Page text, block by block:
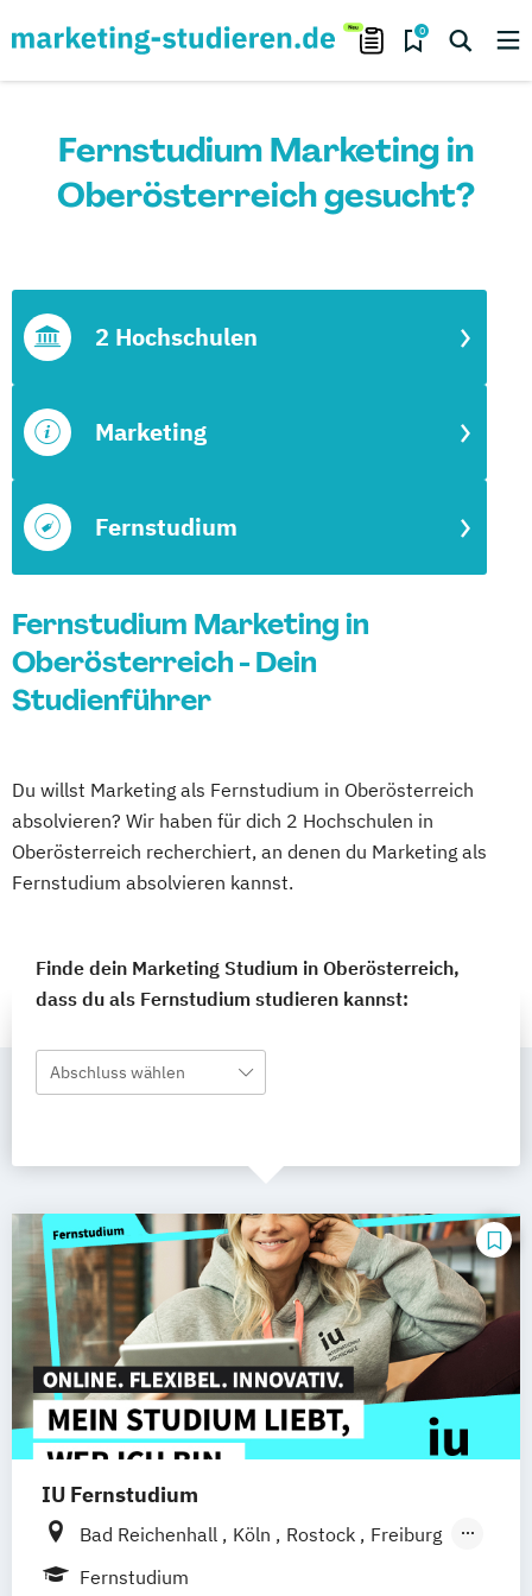
0
Fernstudium Marketing in
Oberösterreich gesucht?
Fernstudium
Marketing
2 Hochschulen
Fernstudium Marketing in
Oberösterreich - Dein
Studienführer
Du willst Marketing als Fernstudium in Oberösterreich
absolvieren? Wir haben für dich 2 Hochschulen in
Oberösterreich recherchiert, an denen du Marketing als
Fernstudium absolvieren kannst.
Finde dein Marketing Studium in Oberösterreich,
dass du als Fernstudium studieren kannst:
Abschluss wählen
IU Fernstudium
Bad Reichenhall Köln Rostock
Freiburg
Kiel
Frankfurt am Main
Fernstudium